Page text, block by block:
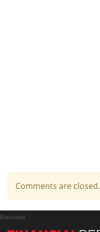
Comments are closed.
Publicidad